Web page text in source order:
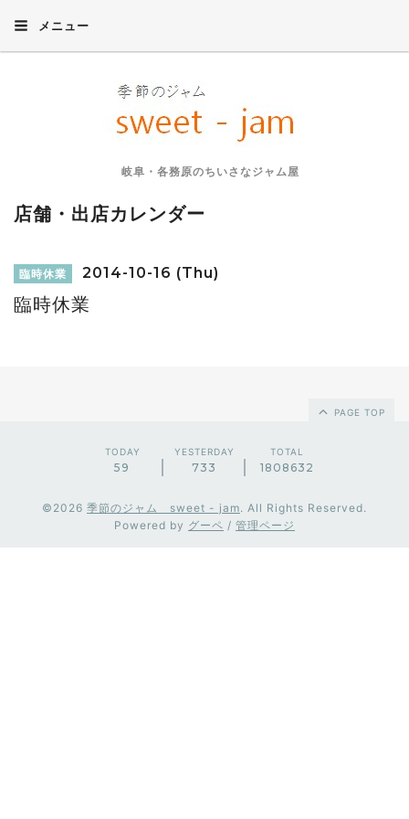
メニュー
岐阜・各務原のちいさなジャム屋
店舗・出店カレンダー
臨時休業 2014-10-16 (Thu)
臨時休業
PAGE TOP
TODAY
59
YESTERDAY
733
TOTAL
1808632
©2026 季節のジャム sweet - jam. All Rights Reserved.
Powered by グーペ / 管理ページ